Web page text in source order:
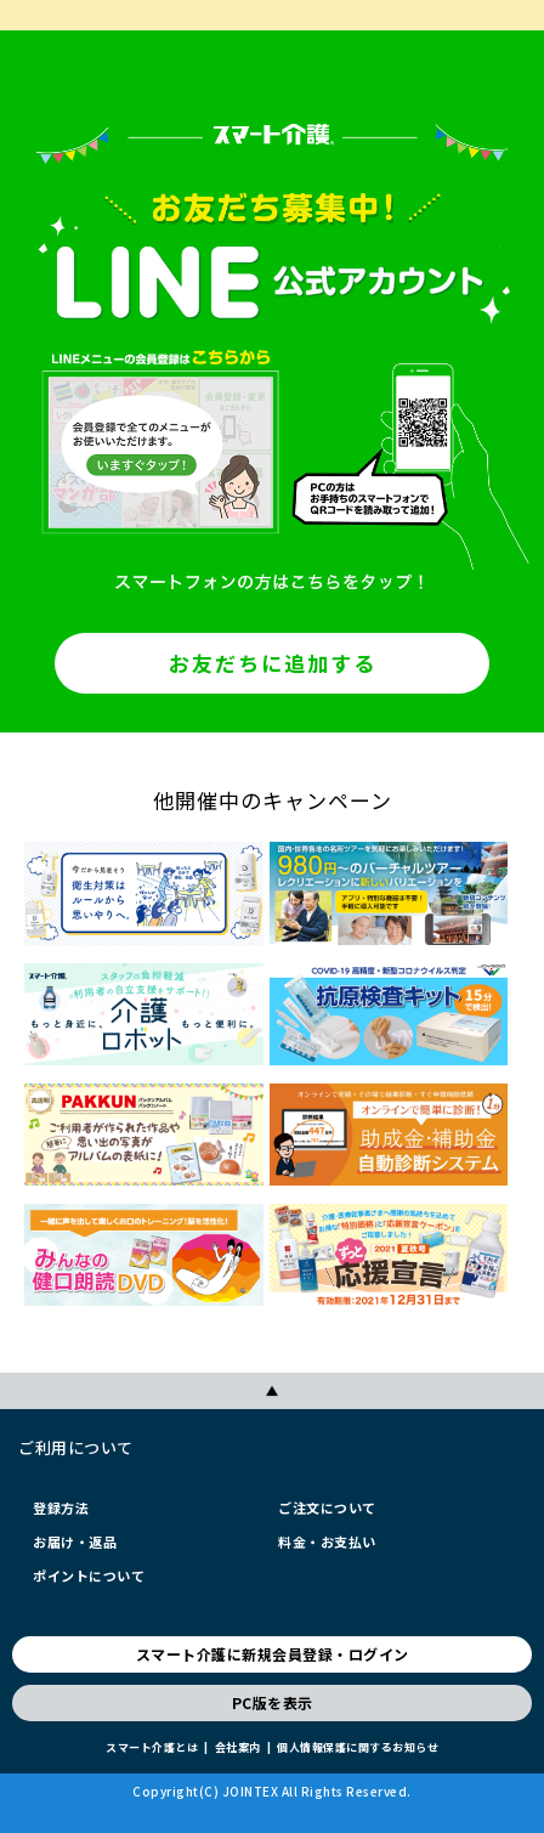
お友だちに追加する
他開催中のキャンペーン
ご利用について
登録方法
ご注文について
お届け・返品
料金・お支払い
ポイントについて
スマート介護に新規会員登録・ログイン
PC版を表示
スマート介護とは 会社案内 個人情報保護に関するお知らせ
Copyright(C) JOINTEX All Rights Reserved.